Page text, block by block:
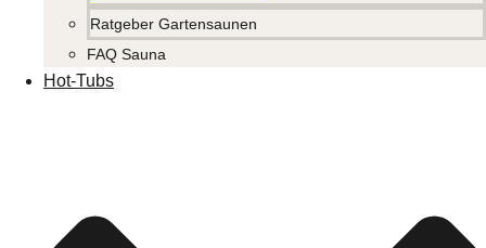
Ratgeber Gartensaunen
FAQ Sauna
Hot-Tubs